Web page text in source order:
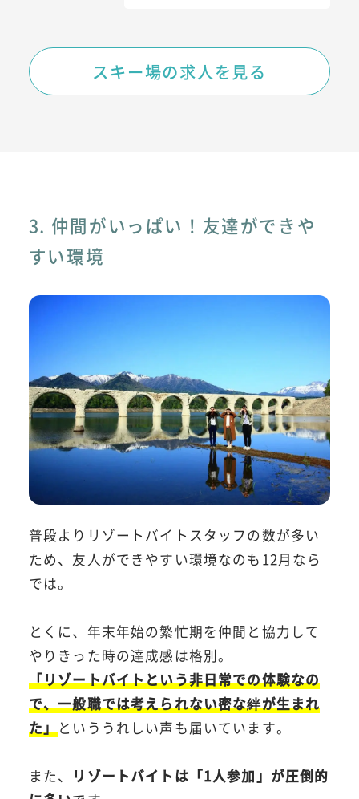
スキー場の求人を見る
3. 仲間がいっぱい！友達ができや
すい環境
普段よりリゾートバイトスタッフの数が多い
ため、友人ができやすい環境なのも12月なら
では。
とくに、年末年始の繁忙期を仲間と協力して
やりきった時の達成感は格別。
「リゾートバイトという非日常での体験なの
で、一般職では考えられない密な絆が生まれ
た」といううれしい声も届いています。
また、
リゾートバイトは「1人参加」が圧倒的